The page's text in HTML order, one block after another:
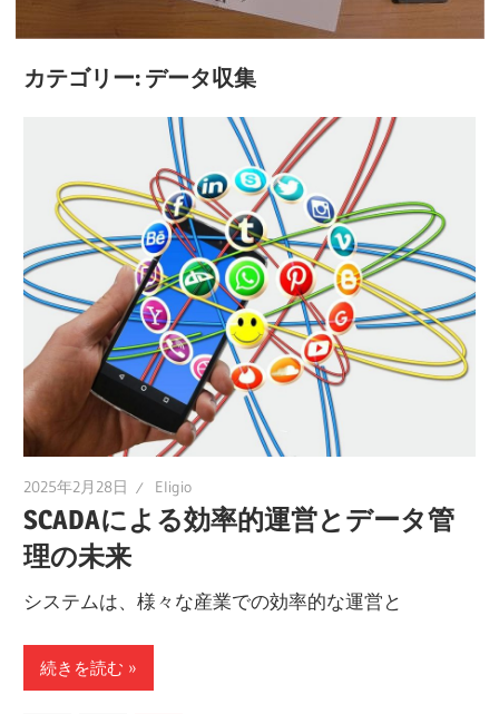
フ
を
第
一
を
踏
み
出
そ
う！
カテゴリー: データ収集
2025年2月28日 Eligio
SCADAによる効率的運営とデータ管
理の未来
システムは、様々な産業での効率的な運営と
続きを読む